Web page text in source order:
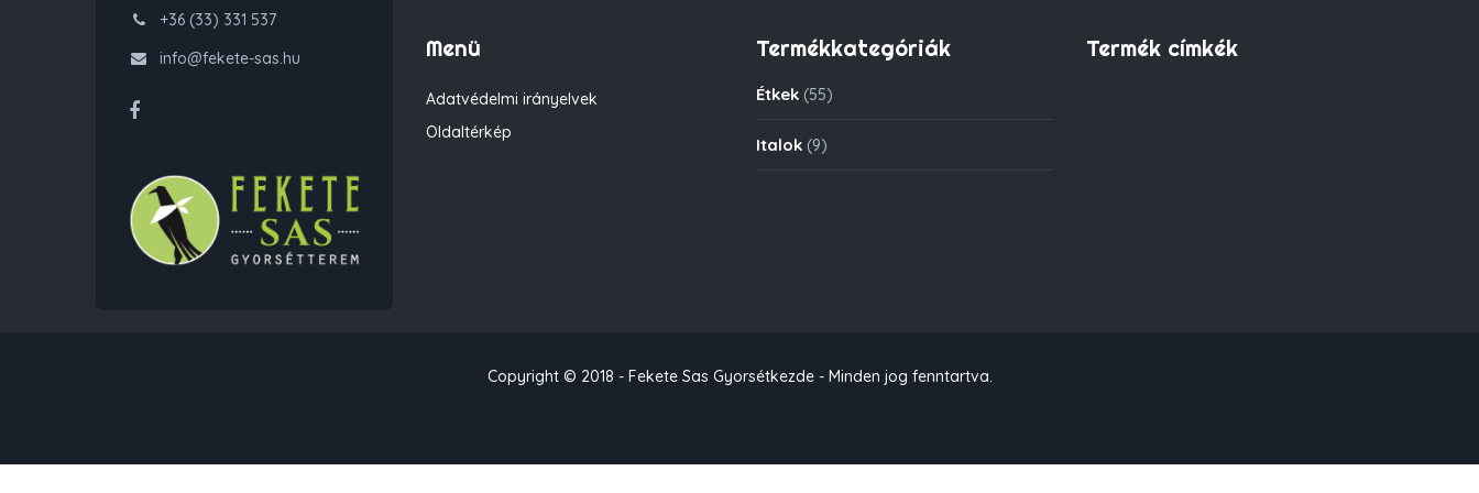
+36 (33) 331 537
info@fekete-sas.hu
Menü
Adatvédelmi irányelvek
Oldaltérkép
Termékkategóriák
Étkek (55)
Italok (9)
Termék címkék
Copyright © 2018 - Fekete Sas Gyorsétkezde - Minden jog fenntartva.